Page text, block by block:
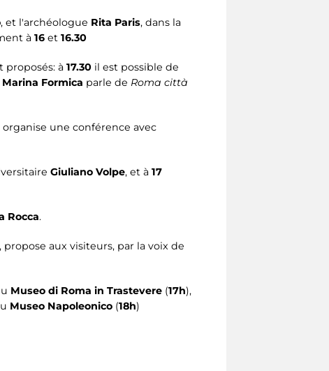
, et l'archéologue Rita Paris, dans la
à 16 et 16.30
proposés: à 17.30 il est possible de
Marina Formica parle de Roma città
une conférence avec
Giuliano Volpe, et à 17
Rocca.
, propose aux visiteurs, par la voix de
Museo di Roma in Trastevere (17h),
Museo Napoleonico (18h)